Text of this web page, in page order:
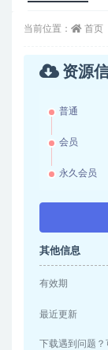
当前位置： 首页
资源
普通
会员
永久会员
其他信息
有效期
最近更新
下载遇到问题